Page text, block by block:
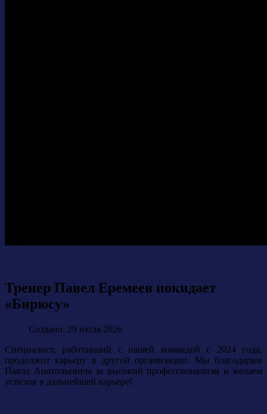
Тренер Павел Еремеев покидает
«Бирюсу»
Создано: 29 июля 2026
Специалист, работавший с нашей командой с 2024 года,
продолжит карьеру в другой организации. Мы благодарим
Павла Анатольевича за высокий профессионализм и желаем
успехов в дальнейшей карьере!